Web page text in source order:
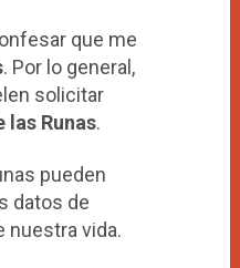
que me
. Por lo general,
solicitar
las Runas.
pueden
datos de
nuestra vida.